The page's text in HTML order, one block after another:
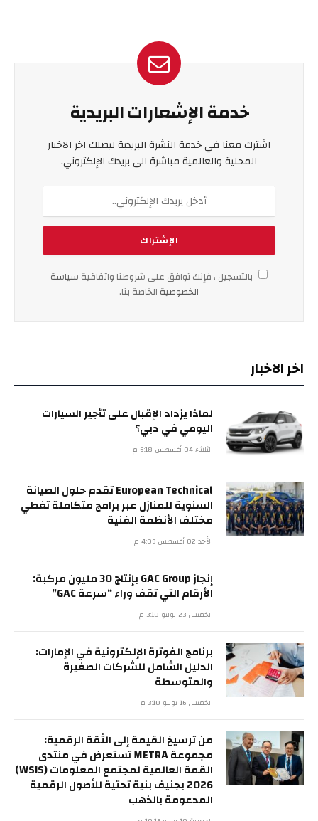
خدمة الإشعارات البريدية
اشترك معنا في خدمة النشرة البريدية ليصلك اخر الاخبار
المحلية والعالمية مباشرة الى بريدك الإلكتروني.
بالتسجيل ، فإنك توافق على شروطنا واتفاقية سياسة
الخصوصية الخاصة بنا.
اخر الاخبار
لماذا يزداد الإقبال على تأجير السيارات
اليومي في دبي؟
الثلاثاء 04 أغسطس 6:18 م
European Technical تقدم حلول الصيانة
السنوية للمنازل عبر برامج متكاملة تغطي
مختلف الأنظمة الفنية
الأحد 02 أغسطس 4:09 م
إنجاز GAC Group بإنتاج 30 مليون مركبة:
الأرقام التي تقف وراء “سرعة GAC”
الخميس 23 يوليو 3:10 م
برنامج الفوترة الإلكترونية في الإمارات:
الدليل الشامل للشركات الصغيرة
والمتوسطة
الخميس 16 يوليو 3:10 م
من ترسيخ القيمة إلى الثقة الرقمية:
مجموعة METRA تستعرض في منتدى
القمة العالمية لمجتمع المعلومات (WSIS)
2026 بجنيف بنية تحتية للأصول الرقمية
المدعومة بالذهب